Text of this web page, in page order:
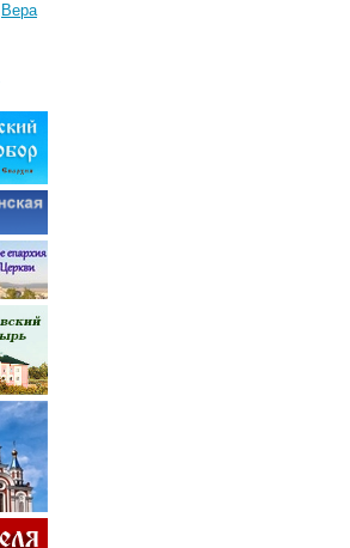
Вера